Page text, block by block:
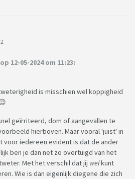
12-05-2024 om 11:23:
is misschien wel koppigheid
geïrriteerd, dom of aangevallen te
hierboven. Maar vooral 'juist' in
voor iedereen evident is dat de ander
ben je dan net zo overtuigd van het
Met het verschil dat jij welkunt
Wie is dan eigenlijk diegene die zich